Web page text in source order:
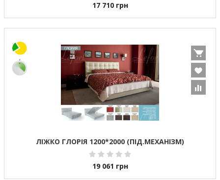
17 710 грн
ЛІЖКО ГЛОРІЯ 1200*2000 (ПІД.МЕХАНІЗМ)
19 061 грн